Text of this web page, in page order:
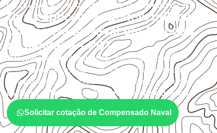
UTILIZAÇÃO E CUIDADOS DO PRODUTO
Quais aplicações podem utilizar
Compensado Naval em Algodão
de Jandaíra – PB?
OCompensado Navalatende diferentes aplicações
profissionais, desde que suas características sejam
compatíveis com o projeto. A Infinity orienta a compra
conformeaplicação, medida, quantidade e destino.
Solicitar cotação de Compensado Naval